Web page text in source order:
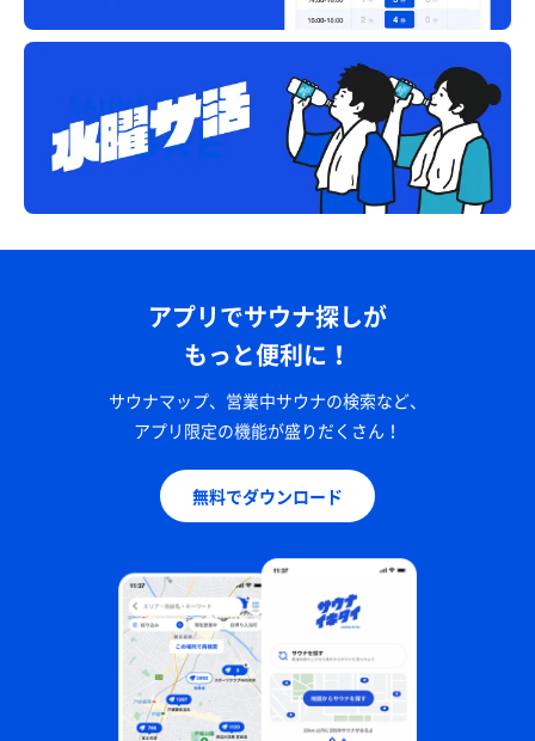
アプリでサウナ探しが
もっと便利に！
サウナマップ、営業中サウナの検索など、
アプリ限定の機能が盛りだくさん！
無料でダウンロード